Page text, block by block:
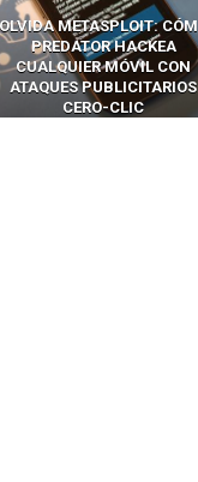
CÓMO LOS HACKERS
INTERCEPTAN OTPS Y
LLAMADAS MÓVILES SIN
‘HACKEAR’ — EL INCREÍBLE
PODER DE LOS SIM BOXES”